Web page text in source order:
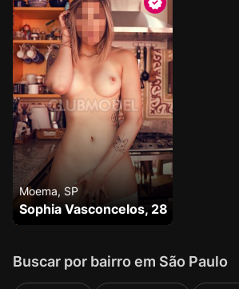
Moema, SP
Sophia Vasconcelos, 28
Buscar por bairro em São Paulo